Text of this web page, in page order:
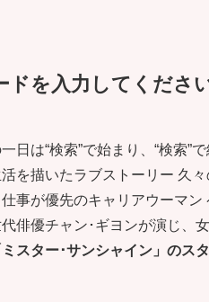
ドを入力してくださ
日は“検索”で始まり、“検索”
を描いたラブストーリー 久
事が優先のキャリアウーマ
俳優チャン･ギヨンが演じ、
スター･サンシャイン」のス